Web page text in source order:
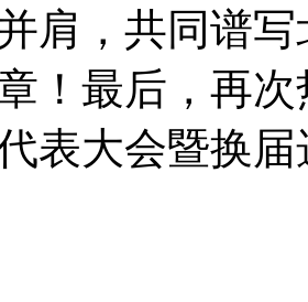
肩，共同谱
！最后，再
表大会暨换